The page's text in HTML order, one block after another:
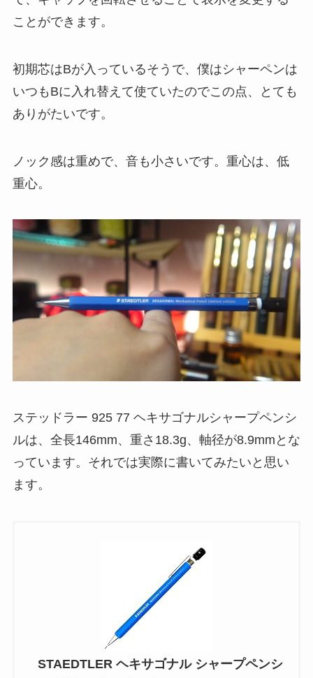
ことができます。
初期芯はBが入っているそうで、僕はシャーペンは
いつもBに入れ替えて使ていたのでこの点、とても
ありがたいです。
ノック感は重めで、音も小さいです。重心は、低
重心。
ステッドラー 925 77 ヘキサゴナルシャープペンシ
ルは、全長146mm、重さ18.3g、軸径が8.9mmとな
っています。それでは実際に書いてみたいと思い
ます。
STAEDTLER ヘキサゴナル シャープペンシ